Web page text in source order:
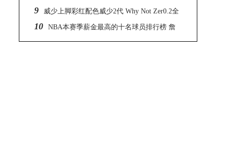
9 威少上脚彩红配色威少2代 Why Not Zer0.2全
新彩虹配
10 NBA本赛季薪金最高的十名球员排行榜 詹
姆斯与保